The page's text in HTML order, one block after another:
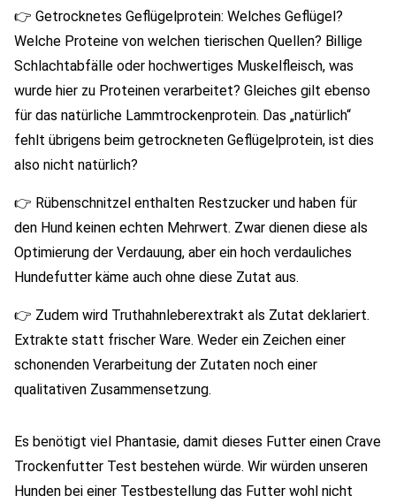
👉 Getrocknetes Geflügelprotein: Welches Geflügel?
Welche Proteine von welchen tierischen Quellen? Billige
Schlachtabfälle oder hochwertiges Muskelfleisch, was
wurde hier zu Proteinen verarbeitet? Gleiches gilt ebenso
für das natürliche Lammtrockenprotein. Das „natürlich“
fehlt übrigens beim getrockneten Geflügelprotein, ist dies
also nicht natürlich?
👉 Rübenschnitzel enthalten Restzucker und haben für
den Hund keinen echten Mehrwert. Zwar dienen diese als
Optimierung der Verdauung, aber ein hoch verdauliches
Hundefutter käme auch ohne diese Zutat aus.
👉 Zudem wird Truthahnleberextrakt als Zutat deklariert.
Extrakte statt frischer Ware. Weder ein Zeichen einer
schonenden Verarbeitung der Zutaten noch einer
qualitativen Zusammensetzung.
Es benötigt viel Phantasie, damit dieses Futter einen Crave
Trockenfutter Test bestehen würde. Wir würden unseren
Hunden bei einer Testbestellung das Futter wohl nicht